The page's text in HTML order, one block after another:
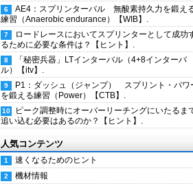
AE4：スプリンターバル 無酸素持久力を鍛え
練習（Anaerobic endurance）【WIB】.
ロードレースにおいてスプリンターとして成功
るために必要な条件は？【ヒント】.
「秘密兵器」LTインターバル（4+8インターバ
ル）【itv】.
P1：ダッシュ（ジャンプ） スプリント・パワ
を鍛える練習（Power）【CTB】.
ピーク調整時にオーバーリーチングにいたるま
追い込む必要はあるのか？【ヒント】.
人気コンテンツ
速くなるためのヒント
機材情報